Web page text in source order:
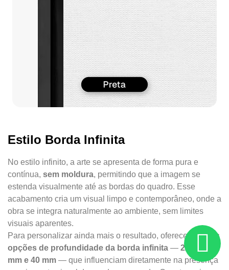
Estilo Borda Infinita
No estilo infinito, a arte se apresenta de forma pura e
contínua, sem moldura, permitindo que a imagem se
estenda visualmente até as bordas do quadro. Esse
acabamento cria um visual limpo e contemporâneo, onde a
obra se integra naturalmente ao ambiente, sem limites
visuais aparentes.
Para personalizar ainda mais o resultado, oferecemostrês
opções de profundidade da borda infinita — 22 mm, 34
mm e 40 mm — que influenciam diretamente na presença